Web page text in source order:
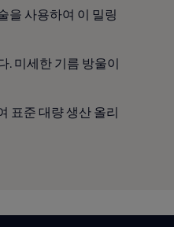
을 사용하여 이 밀링
. 미세한 기름 방울이
표준 대량 생산 올리